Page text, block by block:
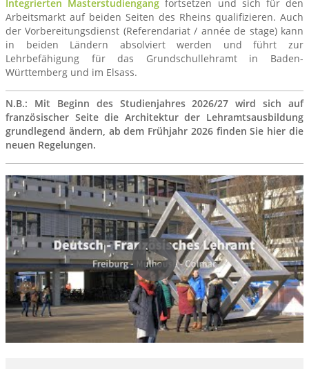
Integrierten Masterstudiengang fortsetzen und sich für den
Arbeitsmarkt auf beiden Seiten des Rheins qualifizieren. Auch
der Vorbereitungsdienst (Referendariat / année de stage) kann
in beiden Ländern absolviert werden und führt zur
Lehrbefähigung für das Grundschullehramt in Baden-
Württemberg und im Elsass.
N.B.: Mit Beginn des Studienjahres 2026/27 wird sich auf
französischer Seite die Architektur der Lehramtsausbildung
grundlegend ändern, ab dem Frühjahr 2026 finden Sie hier die
neuen Regelungen.